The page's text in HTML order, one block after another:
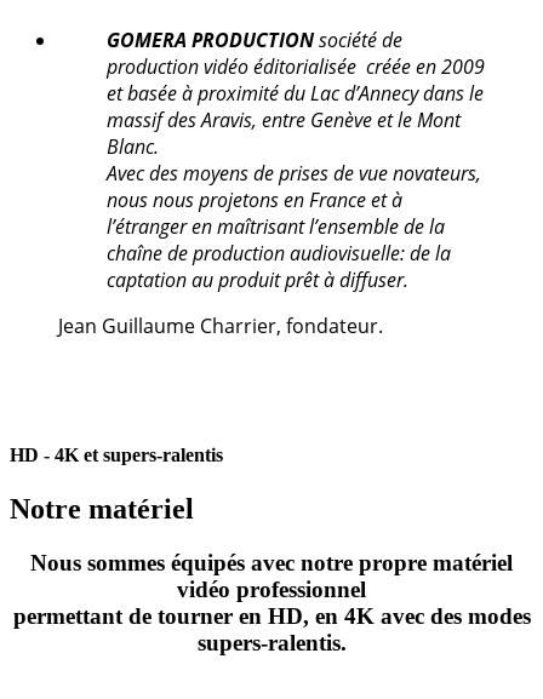
GOMERA PRODUCTIONsociété de
production vidéo éditorialisée créée en 2009
et basée à proximité du Lac d’Annecy dans le
massif des Aravis, entre Genève et le Mont
Blanc.
Avec des moyens de prises de vue novateurs,
nous nous projetons en France et à
l’étranger en maîtrisant l’ensemble de la
chaîne de production audiovisuelle: de la
captation au produit prêt à diffuser.
Jean Guillaume Charrier, fondateur.
HD - 4K et supers-ralentis
Notre matériel
Nous sommes équipés avec notre propre matériel
vidéo professionnel
permettant de tourner en HD, en 4K avec des modes
supers-ralentis.